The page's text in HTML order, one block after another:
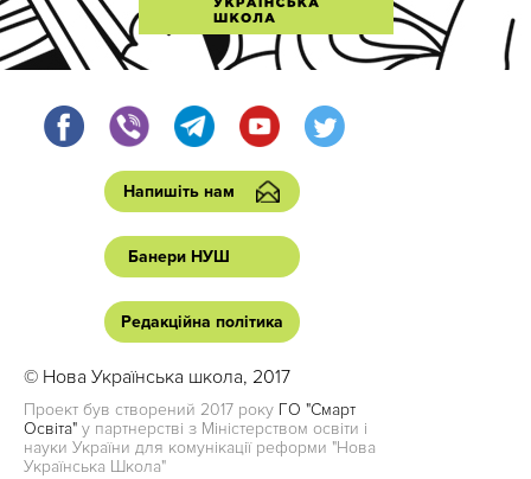
Напишіть нам
Банери НУШ
Редакційна політика
© Нова Українська школа, 2017
Проект був створений 2017 року ГО "Смарт
Освіта" у партнерстві з Міністерством освіти і
науки України для комунікації реформи "Нова
Українська Школа"